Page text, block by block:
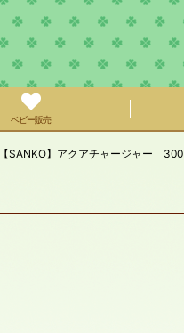
ベビー販売
【SANKO】アクアチャージャー 300